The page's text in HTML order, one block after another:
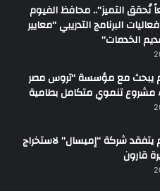
نُحقق التميز”.. محافظ الفيوم
البرنامج التدريبي “معايير
الخدمات”
يبحث مع مؤسسة “تروس مصر
مشروع تنموي متكامل بطامية
شركة “إميسال” لاستخراج
قارون